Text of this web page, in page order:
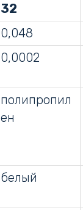
32
0,048
0,0002
полипропил
ен
белый